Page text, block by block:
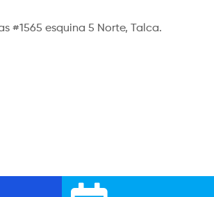
#1565 esquina 5 Norte, Talca.